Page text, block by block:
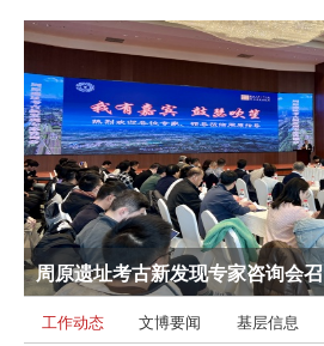
周原遗址考古新发现专家咨询会召
开
工作动态 文博要闻 基层信息